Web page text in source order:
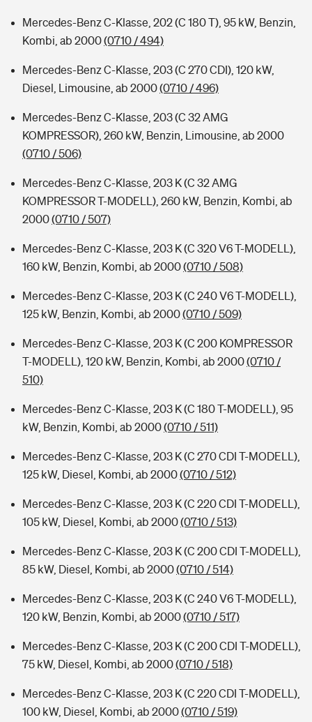
Mercedes-Benz C-Klasse, 202 (C 180 T), 95 kW, Benzin,
Kombi, ab 2000(0710 / 494)
Mercedes-Benz C-Klasse, 203 (C 270 CDI), 120 kW,
Diesel, Limousine, ab 2000(0710 / 496)
Mercedes-Benz C-Klasse, 203 (C 32 AMG
KOMPRESSOR), 260 kW, Benzin, Limousine, ab 2000
(0710 / 506)
Mercedes-Benz C-Klasse, 203 K (C 32 AMG
KOMPRESSOR T-MODELL), 260 kW, Benzin, Kombi, ab
2000(0710 / 507)
Mercedes-Benz C-Klasse, 203 K (C 320 V6 T-MODELL),
160 kW, Benzin, Kombi, ab 2000(0710 / 508)
Mercedes-Benz C-Klasse, 203 K (C 240 V6 T-MODELL),
125 kW, Benzin, Kombi, ab 2000(0710 / 509)
Mercedes-Benz C-Klasse, 203 K (C 200 KOMPRESSOR
T-MODELL), 120 kW, Benzin, Kombi, ab 2000(0710 /
510)
Mercedes-Benz C-Klasse, 203 K (C 180 T-MODELL), 95
kW, Benzin, Kombi, ab 2000(0710 / 511)
Mercedes-Benz C-Klasse, 203 K (C 270 CDI T-MODELL),
125 kW, Diesel, Kombi, ab 2000(0710 / 512)
Mercedes-Benz C-Klasse, 203 K (C 220 CDI T-MODELL),
105 kW, Diesel, Kombi, ab 2000(0710 / 513)
Mercedes-Benz C-Klasse, 203 K (C 200 CDI T-MODELL),
85 kW, Diesel, Kombi, ab 2000(0710 / 514)
Mercedes-Benz C-Klasse, 203 K (C 240 V6 T-MODELL),
120 kW, Benzin, Kombi, ab 2000(0710 / 517)
Mercedes-Benz C-Klasse, 203 K (C 200 CDI T-MODELL),
75 kW, Diesel, Kombi, ab 2000(0710 / 518)
Mercedes-Benz C-Klasse, 203 K (C 220 CDI T-MODELL),
100 kW, Diesel, Kombi, ab 2000(0710 / 519)